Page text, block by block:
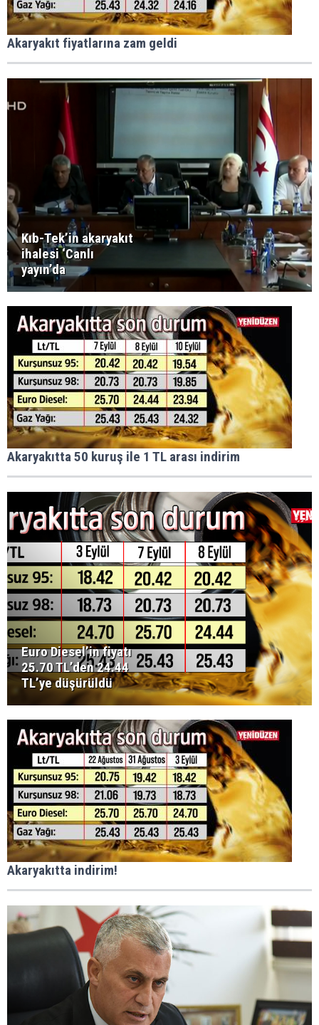
Akaryakıt fiyatlarına zam geldi
Kıb-Tek’in akaryakıt
ihalesi ‘Canlı
yayın’da
Akaryakıtta 50 kuruş ile 1 TL arası indirim
Euro Diesel’in fiyatı
25.70 TL’den 24.44
TL’ye düşürüldü
Akaryakıtta indirim!